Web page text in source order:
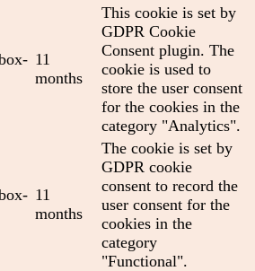
11
months
This cookie is set by
GDPR Cookie
Consent plugin. The
cookie is used to
store the user consent
for the cookies in the
category "Analytics".
11
months
The cookie is set by
GDPR cookie
consent to record the
user consent for the
cookies in the
category
"Functional".